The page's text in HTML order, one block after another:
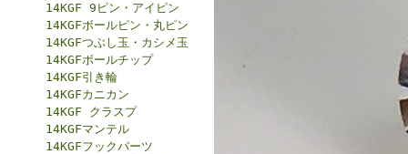
14KGF 9ピン・アイピン
14KGFボールピン・丸ピン
14KGFつぶし玉・カシメ玉
14KGFボールチップ
14KGF引き輪
14KGFカニカン
14KGF クラスプ
14KGFマンテル
14KGFフックパーツ